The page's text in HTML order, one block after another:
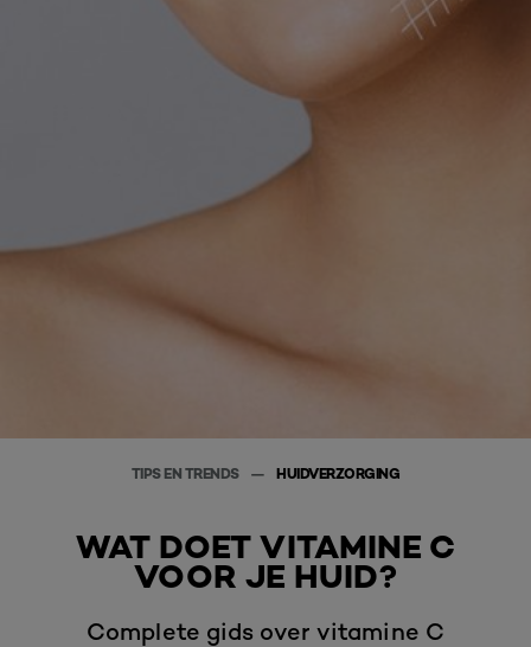
TIPS EN TRENDS HUIDVERZORGING
WAT DOET VITAMINE C
VOOR JE HUID?
Complete gids over vitamine C